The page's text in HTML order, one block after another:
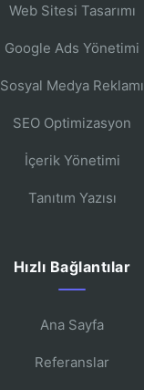
Web Sitesi Tasarımı
Google Ads Yönetimi
Sosyal Medya Reklamı
SEO Optimizasyon
İçerik Yönetimi
Tanıtım Yazısı
Hızlı Bağlantılar
Ana Sayfa
Referanslar